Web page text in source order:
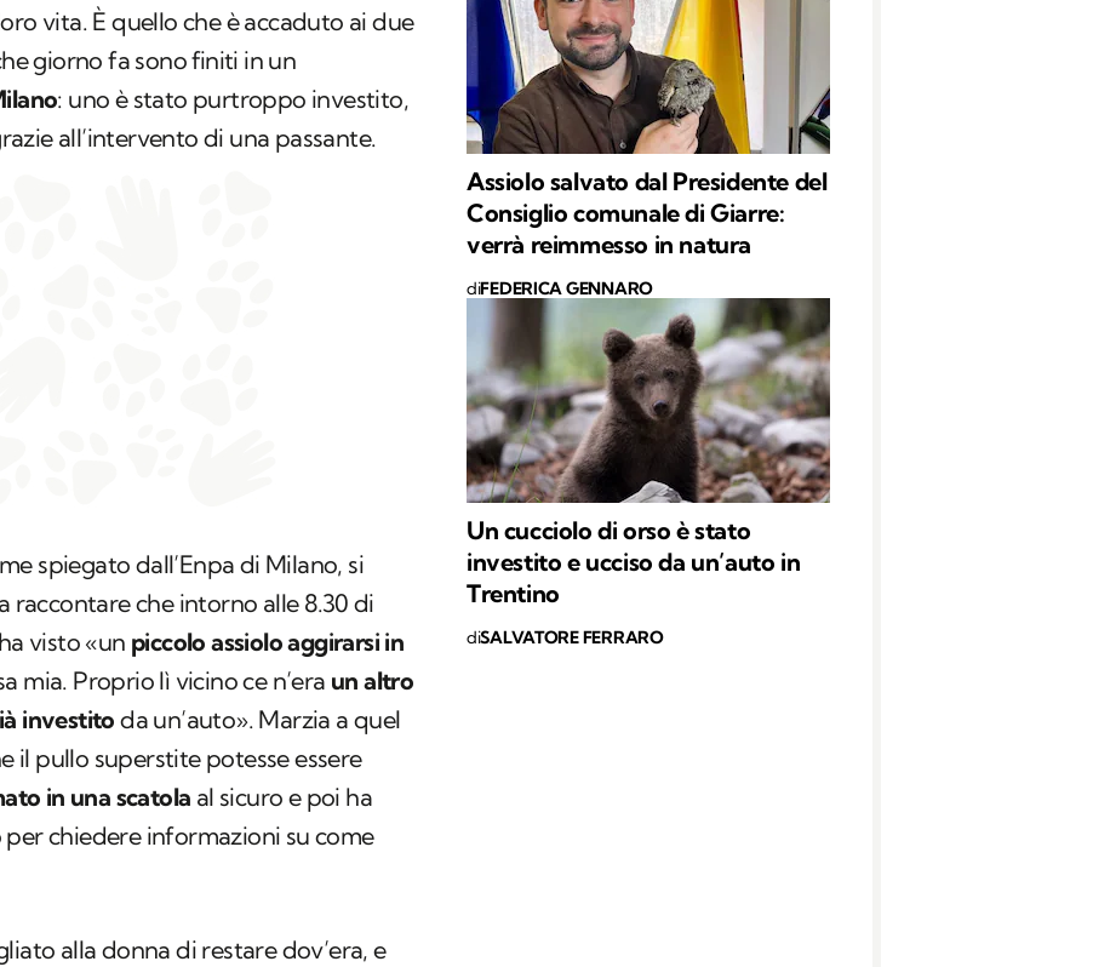
vita. È quello che è accaduto ai due
giorno fa sono finiti in un
: uno è stato purtroppo investito,
all’intervento di una passante.
spiegato dall’Enpa di Milano, si
raccontare che intorno alle 8.30 di
visto «un piccolo assiolo aggirarsi in
mia. Proprio lì vicino ce n’era un altro
investito da un’auto». Marzia a quel
il pullo superstite potesse essere
in una scatola al sicuro e poi ha
chiedere informazioni su come
alla donna di restare dov’era, e
Assiolo salvato dal Presidente del
Consiglio comunale di Giarre:
verrà reimmesso in natura
diFEDERICA GENNARO
Un cucciolo di orso è stato
investito e ucciso da un’auto in
Trentino
diSALVATORE FERRARO